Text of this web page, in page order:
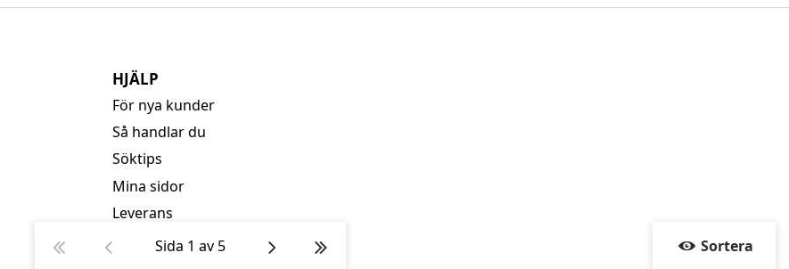
Sortera
Sida 1 av 5
HJÄLP
För nya kunder
Så handlar du
Söktips
Mina sidor
Leverans
Betalning